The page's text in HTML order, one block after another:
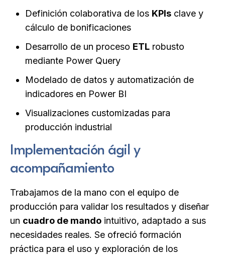
Definición colaborativa de los KPIs clave y
cálculo de bonificaciones
Desarrollo de un proceso ETL robusto
mediante Power Query
Modelado de datos y automatización de
indicadores en Power BI
Visualizaciones customizadas para
producción industrial
Implementación ágil y
acompañamiento
Trabajamos de la mano con el equipo de
producción para validar los resultados y diseñar
un cuadro de mando intuitivo, adaptado a sus
necesidades reales. Se ofreció formación
práctica para el uso y exploración de los